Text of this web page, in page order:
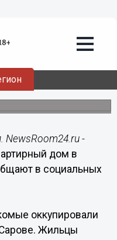
NewsRoom24.ru -
дом в
в социальных
оккупировали
Жильцы